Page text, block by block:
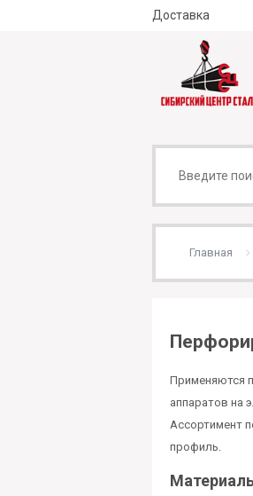
Доставка
Главная
Применяются
аппаратов на
Ассортимент
профиль.